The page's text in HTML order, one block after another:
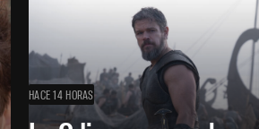
HACE 14 HORAS